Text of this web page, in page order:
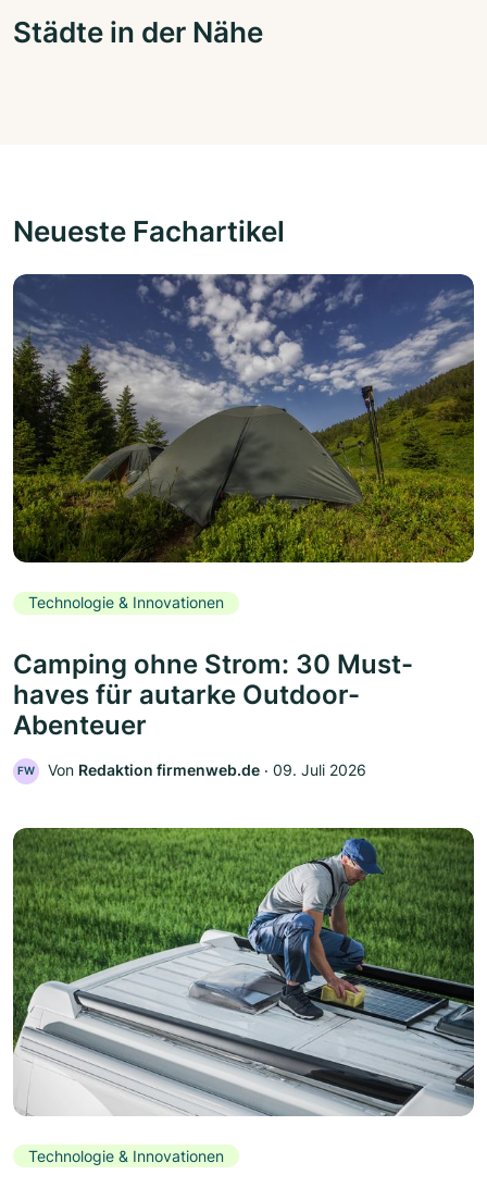
Städte in der Nähe
Neueste Fachartikel
Technologie & Innovationen
Camping ohne Strom: 30 Must-
haves für autarke Outdoor-
Abenteuer
FW Von Redaktion firmenweb.de ‧ 09. Juli 2026
Technologie & Innovationen